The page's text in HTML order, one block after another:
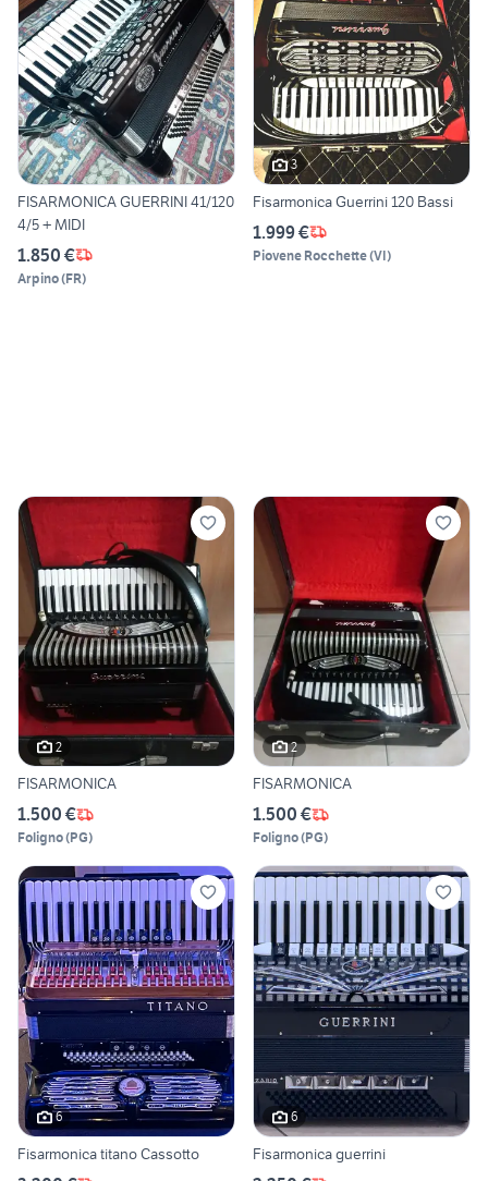
FISARMONICA GUERRINI 41/120
4/5 + MIDI
1.850 €
Arpino(FR)
3
Fisarmonica Guerrini 120 Bassi
1.999 €
Piovene Rocchette(VI)
2
FISARMONICA
1.500 €
Foligno(PG)
2
FISARMONICA
1.500 €
Foligno(PG)
6
Fisarmonica titano Cassotto
6
Fisarmonica guerrini